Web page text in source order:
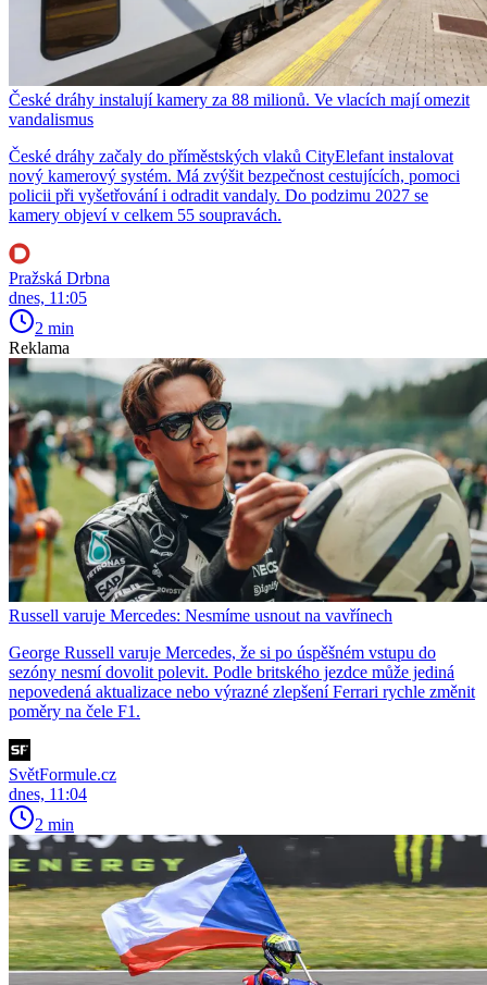
České dráhy instalují kamery za 88 milionů. Ve vlacích mají omezit
vandalismus
České dráhy začaly do příměstských vlaků CityElefant instalovat
nový kamerový systém. Má zvýšit bezpečnost cestujících, pomoci
policii při vyšetřování i odradit vandaly. Do podzimu 2027 se
kamery objeví v celkem 55 soupravách.
Pražská Drbna
dnes, 11:05
2 min
Reklama
Russell varuje Mercedes: Nesmíme usnout na vavřínech
George Russell varuje Mercedes, že si po úspěšném vstupu do
sezóny nesmí dovolit polevit. Podle britského jezdce může jediná
nepovedená aktualizace nebo výrazné zlepšení Ferrari rychle změnit
poměry na čele F1.
SvětFormule.cz
dnes, 11:04
2 min